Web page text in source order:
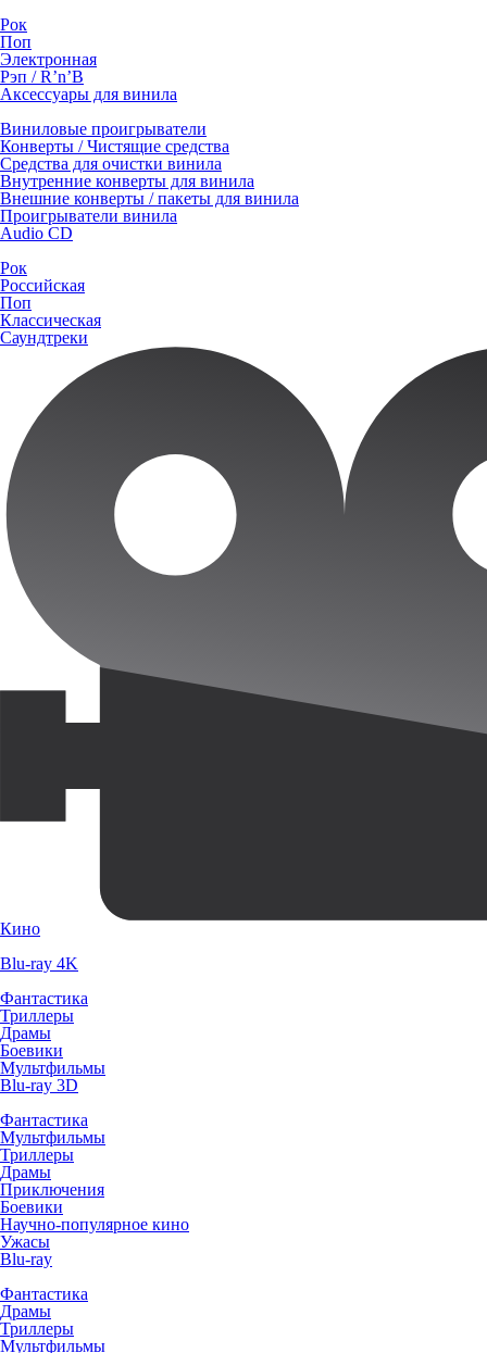
Рок
Поп
Электронная
Рэп / R’n’B
Аксессуары для винила
Виниловые проигрыватели
Конверты / Чистящие средства
Средства для очистки винила
Внутренние конверты для винила
Внешние конверты / пакеты для винила
Проигрыватели винила
Audio CD
Рок
Российская
Поп
Классическая
Саундтреки
Кино
Blu-ray 4K
Фантастика
Триллеры
Драмы
Боевики
Мультфильмы
Blu-ray 3D
Фантастика
Мультфильмы
Триллеры
Драмы
Приключения
Боевики
Научно-популярное кино
Ужасы
Blu-ray
Фантастика
Драмы
Триллеры
Мультфильмы